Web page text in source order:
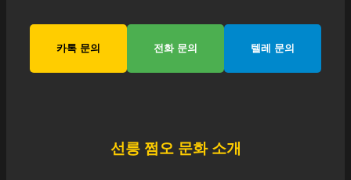
카톡 문의 전화 문의 텔레 문의
선릉쩜오 문화 소개